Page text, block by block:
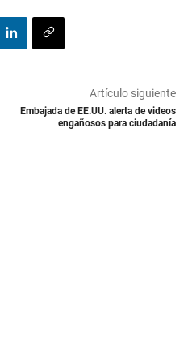
Artículo siguiente
Embajada de EE.UU. alerta de videos
engañosos para ciudadanía